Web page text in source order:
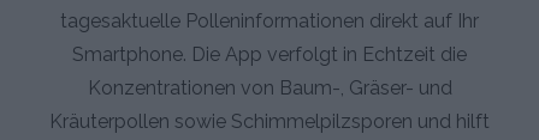
tagesaktuelle Polleninformationen direkt auf Ihr
Smartphone. Die App verfolgt in Echtzeit die
Konzentrationen von Baum-, Gräser- und
Kräuterpollen sowie Schimmelpilzsporen und hilft